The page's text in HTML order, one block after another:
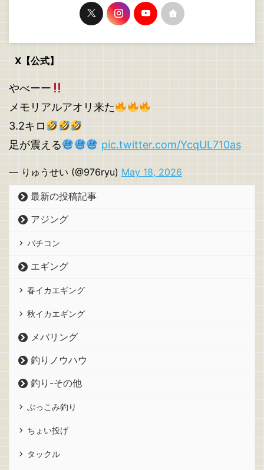
X【公式】
やべーー
メモリアルアオリ来た
3.2キロ
足が震える
pic.twitter.com/YcqUL710as
— りゅうせい (@976ryu) May 18, 2026
最新の投稿記事
アジング
バチコン
エギング
春イカエギング
秋イカエギング
メバリング
釣りノウハウ
釣り-その他
ぶっこみ釣り
ちょい投げ
タックル